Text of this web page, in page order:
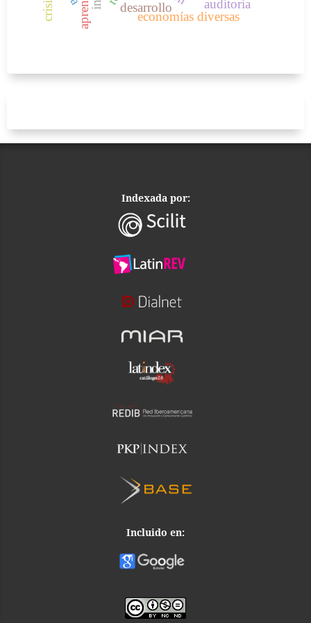
desarrollo auditoria
economías diversas
Indexada por:
Incluido en: